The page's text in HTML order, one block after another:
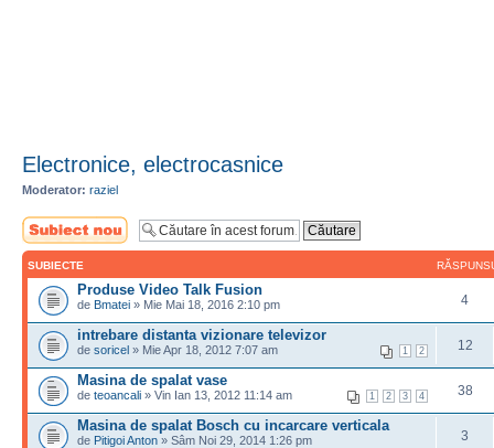
Electronice, electrocasnice
Moderator: raziel
Scrie un subiect
nou
SUBIECTE
Produse Video Talk Fusion
de Bmatei » Mie Mai 18, 2016 2:10 pm 4
intrebare distanta vizionare televizor
1 2
de soricel » Mie Apr 18, 2012 7:07 am 12
Masina de spalat vase
1 2 3 4
de teoancali » Vin Ian 13, 2012 11:14 am 38
Masina de spalat Bosch cu incarcare verticala
de Pitigoi Anton » Sâm Noi 29, 2014 1:26 pm 3